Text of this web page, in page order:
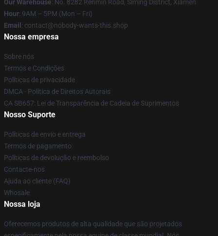
Our Warehouse: No. 8282 Renmin Road, Siming District, Xiamen
Hour: 9AM – 5PM (Mon – Fri)
Email : contact@nobody-wants-this.shop
Nossa empresa
Sobre nós
Termos e Condições
Políticas de privacidade
DMCA - Política de Direitos Autorais
CA SB657: Lei de Transparência de Cadeia de Suprimentos
Nosso Suporte
Políticas de envio e entrega
Termos de pagamento
Políticas de devolução e reembolso
Contacte-nos
Ajuda ao cliente (FAQ)
Whosale
Nossa loja
Oferecemos produtos de alta qualidade que são projetados